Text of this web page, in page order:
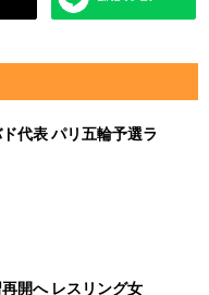
代表 パリ五輪予選ラ
開へ レスリング女